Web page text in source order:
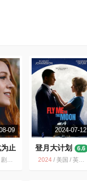
09
止
情
2024-07-12
登月大计划
6.6
2024 / 美国 / 英国 / 喜剧 爱情